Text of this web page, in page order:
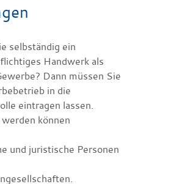
selbständig ein
Handwerk als
Dann müssen Sie
in die
eintragen lassen.
können
und juristische Personen